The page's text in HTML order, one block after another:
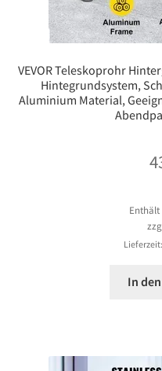
VEVOR Teleskoprohr
Hintegrundsystem,
Aluminium Material,
Enthält
In